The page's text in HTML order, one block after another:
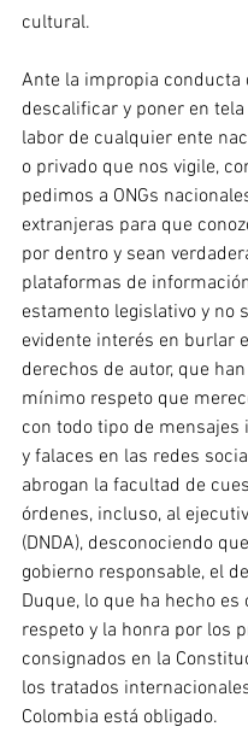
cultural.
Ante la impropia conducta
descalificar y poner en
labor de cualquier ente
o privado que nos vigile,
pedimos a ONGs
extranjeras para que
por dentro y sean
plataformas de
estamento legislativo y no
evidente interés en burlar
derechos de autor, que
mínimo respeto que
con todo tipo de mensajes
y falaces en las redes
abrogan la facultad de
órdenes, incluso, al
(DNDA), desconociendo
gobierno responsable, el
Duque, lo que ha hecho es
respeto y la honra por los
consignados en la
los tratados
Colombia está obligado.